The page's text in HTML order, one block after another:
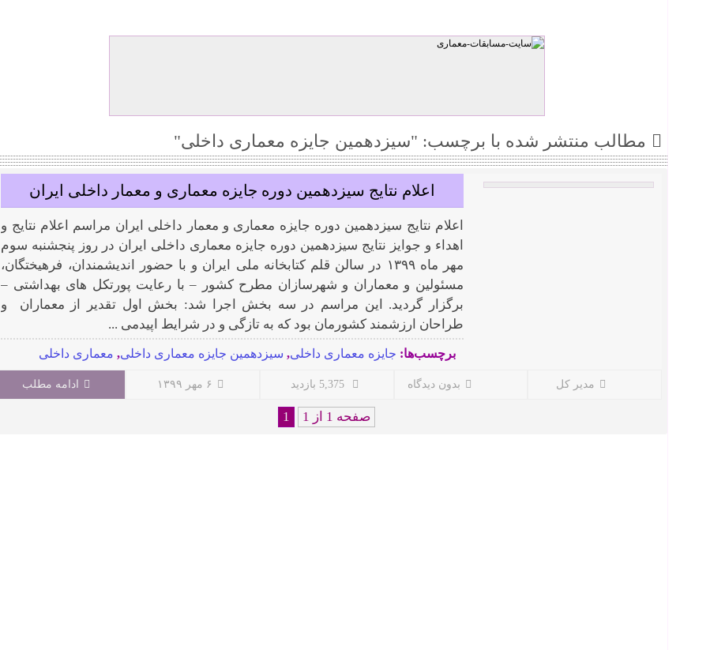
مطالب منتشر شده با برچسب: "سیزدهمین جایزه معماری داخلی"
اعلام نتایج سیزدهمین دوره جایزه معماری و معمار داخلی ایران
اعلام نتایج سیزدهمین دوره جایزه معماری و معمار داخلی ایران مراسم اعلام نتایج و
اهداء و جوایز نتایج سیزدهمین دوره جایزه معماری داخلی ایران در روز پنجشنبه سوم
مهر ماه ۱۳۹۹ در سالن قلم کتابخانه ملی ایران و با حضور اندیشمندان، فرهیختگان،
مسئولین و معماران و شهرسازان مطرح کشور – با رعایت پورتکل های بهداشتی –
برگزار گردید. این مراسم در سه بخش اجرا شد: بخش اول تقدیر از معماران و
طراحان ارزشمند کشورمان بود که به تازگی و در شرایط اپیدمی ...
برچسب‌ها: جایزه معماری داخلی, سیزدهمین جایزه معماری داخلی, معماری داخلی
مدیر کل بدون دیدگاه 5,375 بازدید ۶ مهر ۱۳۹۹ ادامه مطلب
صفحه 1 از 1 1